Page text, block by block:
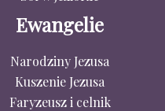
Ewangelie
Narodziny Jezusa
Kuszenie Jezusa
Faryzeusz i celnik